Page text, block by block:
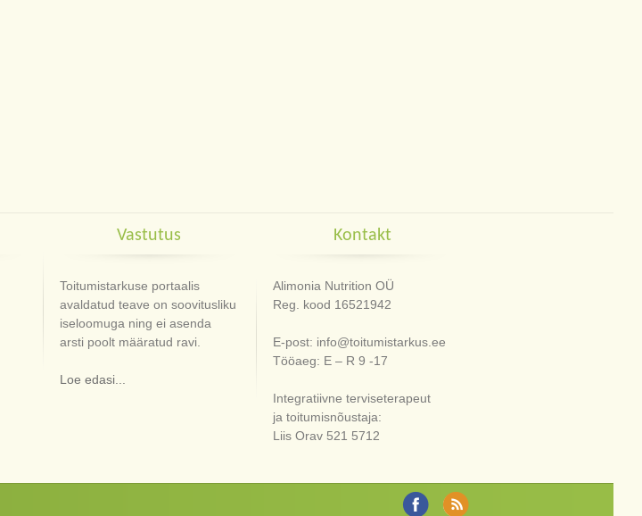
Vastutus
Toitumistarkuse portaalis
avaldatud teave on soovitusliku
iseloomuga ning ei asenda
arsti poolt määratud ravi.
Loe edasi...
Kontakt
Alimonia Nutrition OÜ
Reg. kood 16521942
E-post: info@toitumistarkus.ee
Tööaeg: E – R 9 -17
Integratiivne terviseterapeut
ja toitumisnõustaja:
Liis Orav 521 5712